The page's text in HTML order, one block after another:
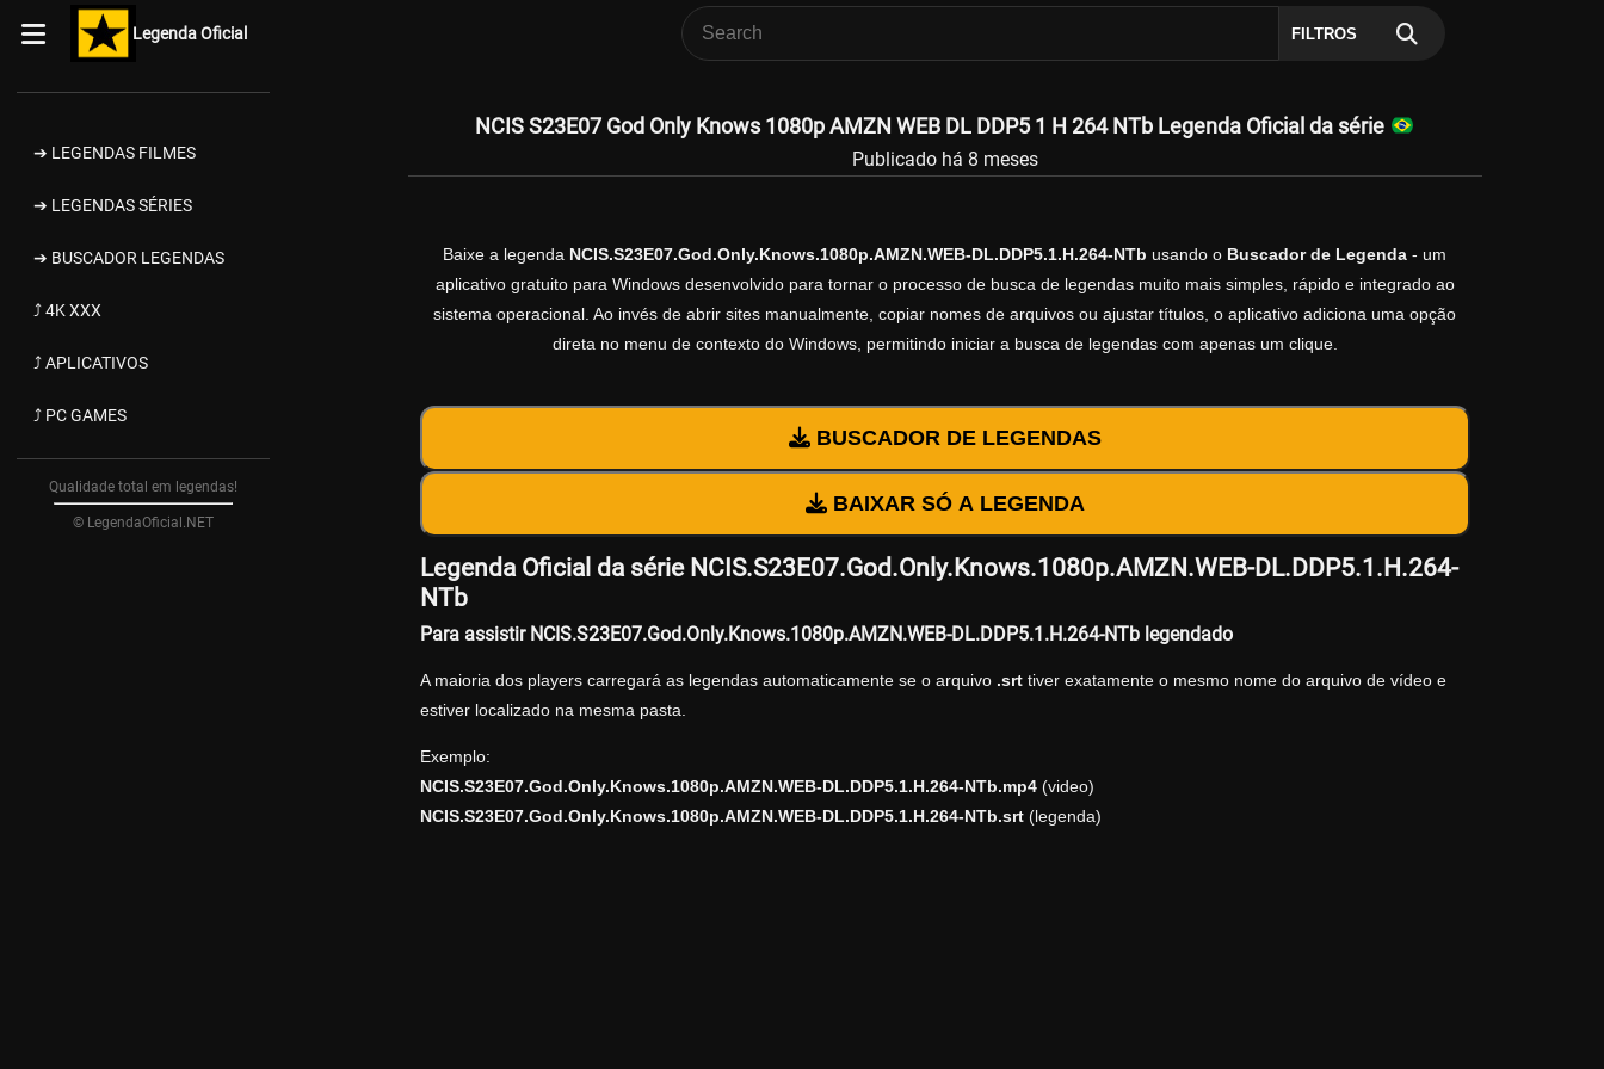
Legenda Oficial FILTROS
➔ LEGENDAS FILMES
➔ LEGENDAS SÉRIES
➔ BUSCADOR LEGENDAS
⤴ 4K XXX
⤴ APLICATIVOS
⤴ PC GAMES
Qualidade total em legendas!
© LegendaOficial.NET
NCIS S23E07 God Only Knows 1080p AMZN WEB DL DDP5 1 H 264 NTb Legenda Oficial da série
Publicado há 8 meses
Baixe a legenda NCIS.S23E07.God.Only.Knows.1080p.AMZN.WEB-DL.DDP5.1.H.264-NTb usando o Buscador de Legenda - um
aplicativo gratuito para Windows desenvolvido para tornar o processo de busca de legendas muito mais simples, rápido e integrado ao
sistema operacional. Ao invés de abrir sites manualmente, copiar nomes de arquivos ou ajustar títulos, o aplicativo adiciona uma opção
direta no menu de contexto do Windows, permitindo iniciar a busca de legendas com apenas um clique.
BUSCADOR DE LEGENDAS
BAIXAR SÓ A LEGENDA
Legenda Oficial da série NCIS.S23E07.God.Only.Knows.1080p.AMZN.WEB-DL.DDP5.1.H.264-
NTb
Para assistir NCIS.S23E07.God.Only.Knows.1080p.AMZN.WEB-DL.DDP5.1.H.264-NTb legendado
A maioria dos players carregará as legendas automaticamente se o arquivo .srttiver exatamente o mesmo nome do arquivo de vídeo e
estiver localizado na mesma pasta.
Exemplo:
NCIS.S23E07.God.Only.Knows.1080p.AMZN.WEB-DL.DDP5.1.H.264-NTb.mp4(video)
NCIS.S23E07.God.Only.Knows.1080p.AMZN.WEB-DL.DDP5.1.H.264-NTb.srt(legenda)